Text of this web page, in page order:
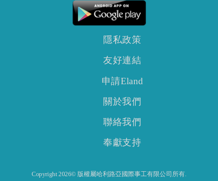
隱私政策
友好連結
申請Eland
關於我們
聯絡我們
奉獻支持
Copyright 2026© 版權屬哈利路亞國際事工有限公司所有.